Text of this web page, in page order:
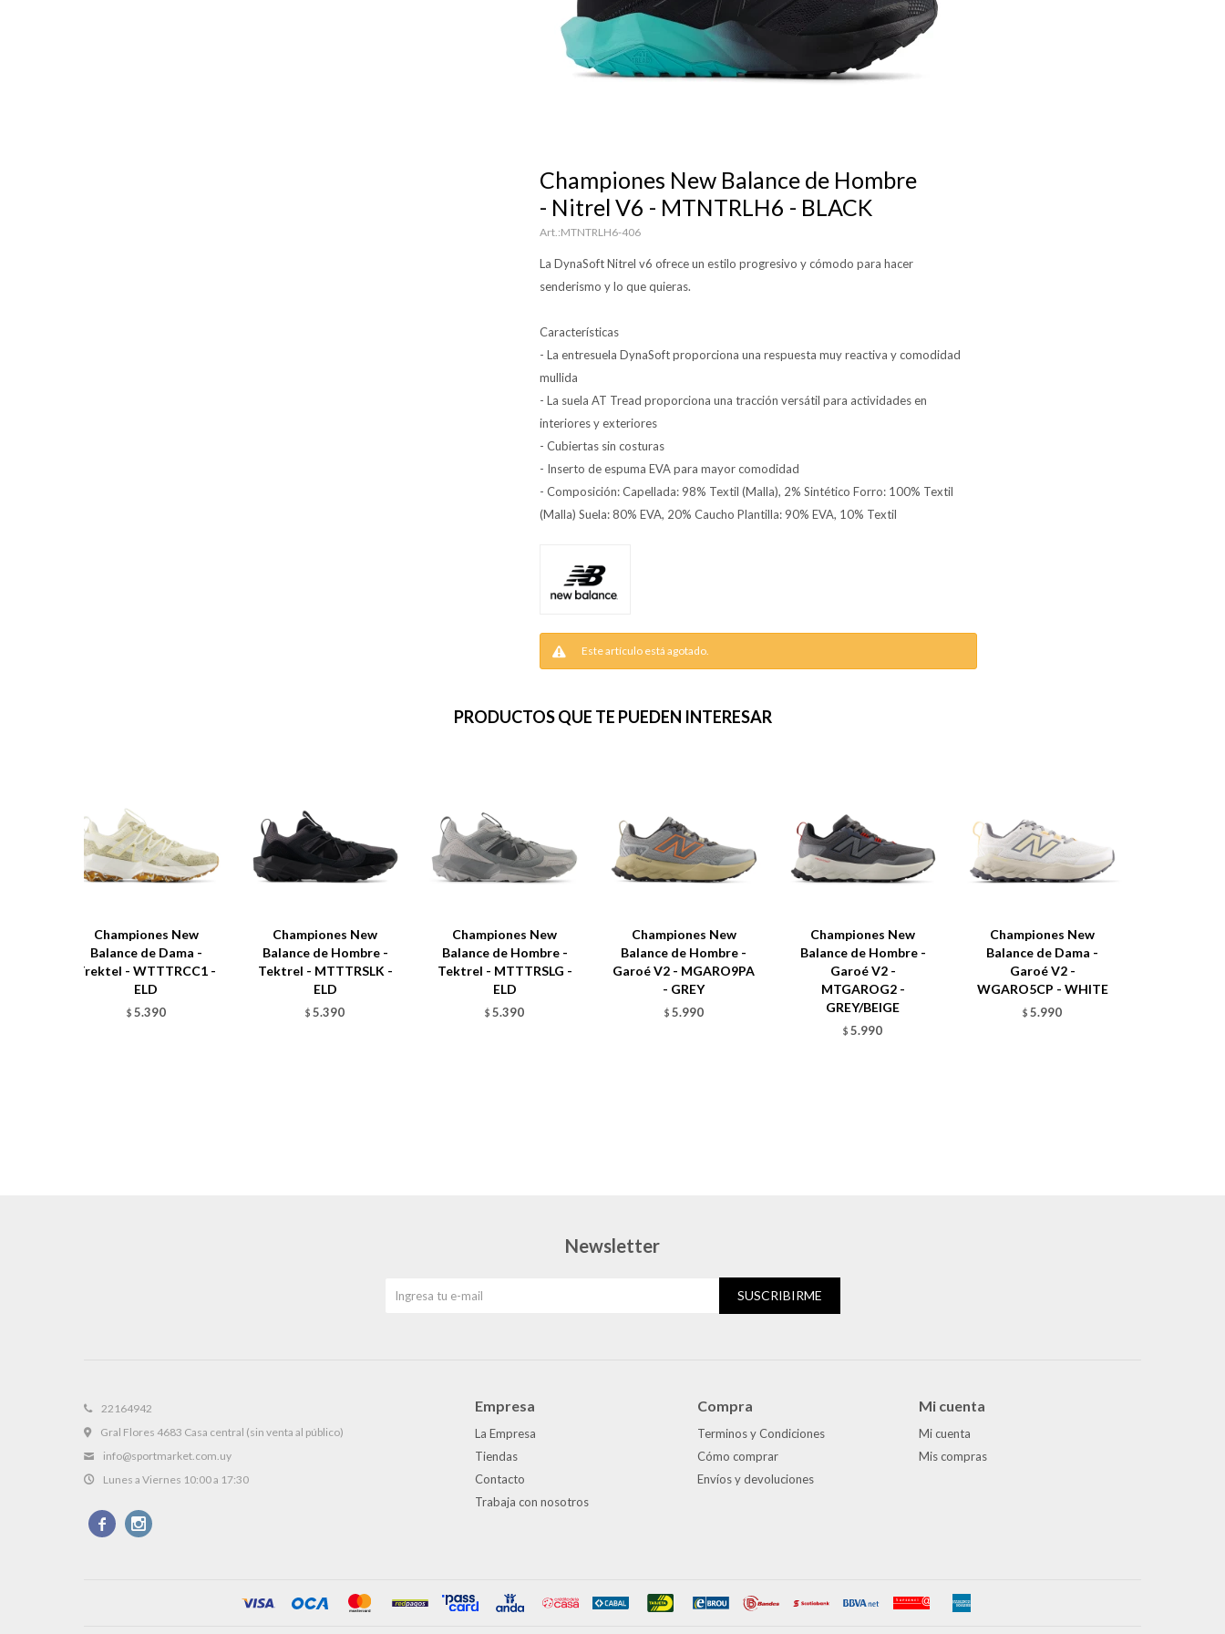
Championes New Balance de Hombre
- Nitrel V6 - MTNTRLH6 - BLACK
MTNTRLH6-406
La DynaSoft Nitrel v6 ofrece un estilo progresivo y cómodo para hacer
senderismo y lo que quieras.
Características
- La entresuela DynaSoft proporciona una respuesta muy reactiva y comodidad
mullida
- La suela AT Tread proporciona una tracción versátil para actividades en
interiores y exteriores
- Cubiertas sin costuras
- Inserto de espuma EVA para mayor comodidad
- Composición: Capellada: 98% Textil (Malla), 2% Sintético Forro: 100% Textil
(Malla) Suela: 80% EVA, 20% Caucho Plantilla: 90% EVA, 10% Textil
Este artículo está agotado.
PRODUCTOS QUE TE PUEDEN INTERESAR
Championes New
Balance de Dama -
Trektel - WTTTRCC1 -
ELD
$ 5.390
Championes New
Balance de Hombre -
Tektrel - MTTTRSLK -
ELD
$ 5.390
Championes New
Balance de Hombre -
Tektrel - MTTTRSLG -
ELD
$ 5.390
Championes New
Balance de Hombre -
Garoé V2 - MGARO9PA
- GREY
$ 5.990
Championes New
Balance de Hombre -
Garoé V2 -
MTGAROG2 -
GREY/BEIGE
$ 5.990
Championes New
Balance de Dama -
Garoé V2 -
WGARO5CP - WHITE
$ 5.990
22164942
Gral Flores 4683 Casa central (sin venta al público)
info@sportmarket.com.uy
Lunes a Viernes 10:00 a 17:30
 
Empresa
La Empresa
Tiendas
Contacto
Trabaja con nosotros
Compra
Terminos y Condiciones
Cómo comprar
Envíos y devoluciones
Mi cuenta
Mi cuenta
Mis compras
Newsletter
SUSCRIBIRME